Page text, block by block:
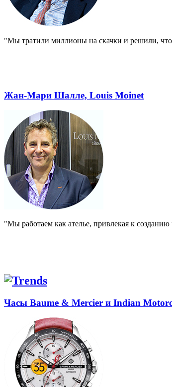
"Мы тратили миллионы на скачки и решили,
Жан-Мари Шалле, Louis Moinet
"Мы работаем как ателье, привлекая к
Часы Baume & Mercier и Indian